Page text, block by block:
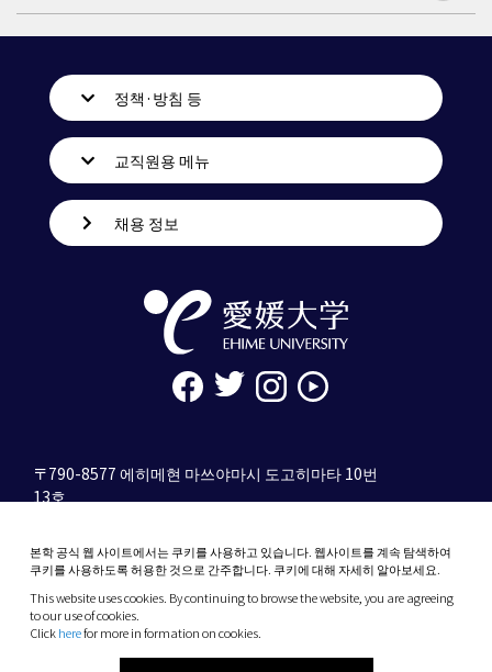
본학 공식 웹 사이트에서는 쿠키를 사용하고 있습니다. 웹사이트를 계속 탐색하여
쿠키를 사용하도록 허용한 것으로 간주합니다. 쿠키에 대해 자세히 알아보세요.
This website uses cookies. By continuing to browse the website, you are agreeing
to our use of cookies.
Clickherefor more in formation on cookies.
정책·방침 등
교직원용 메뉴
채용 정보
〒790-8577 에히메현 마쓰야마시 도고히마타 10번
13호
10-13 Dogo-Himata, Matsuyama, Ehime 790-
Phone: +81 89-927-9000